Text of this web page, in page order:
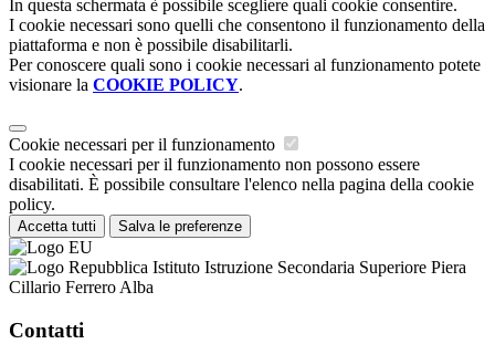
In questa schermata è possibile scegliere quali cookie consentire.
I cookie necessari sono quelli che consentono il funzionamento della
piattaforma e non è possibile disabilitarli.
Per conoscere quali sono i cookie necessari al funzionamento potete
visionare la COOKIE POLICY.
Cookie necessari per il funzionamento
I cookie necessari per il funzionamento non possono essere
disabilitati. È possibile consultare l'elenco nella pagina della cookie
policy.
Accetta tutti Salva le preferenze
Istituto Istruzione Secondaria Superiore Piera
Cillario Ferrero Alba
Contatti